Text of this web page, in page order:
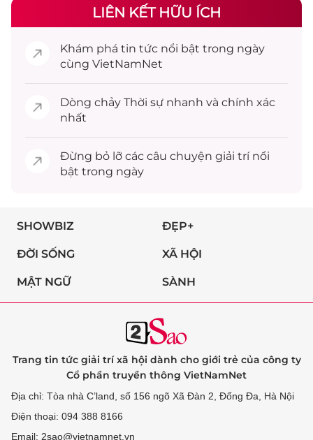
LIÊN KẾT HỮU ÍCH
Khám phá tin tức nổi bật trong ngày
cùng VietNamNet
Dòng chảy Thời sự nhanh và chính xác
nhất
Đừng bỏ lỡ các câu chuyện giải trínổi
bật trong ngày
SHOWBIZ ĐẸP+
ĐỜI SỐNG XÃ HỘI
MẬT NGỮ SÀNH
Trang tin tức giải trí xã hội dành cho giới trẻ của công ty
Cổ phần truyền thông VietNamNet
Địa chỉ: Tòa nhà C’land, số 156 ngõ Xã Đàn 2, Đống Đa, Hà Nội
Điện thoại: 094 388 8166
Email: 2sao@vietnamnet.vn